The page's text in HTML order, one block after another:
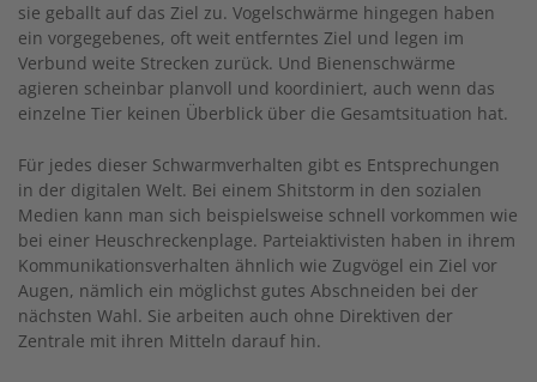
sie geballt auf das Ziel zu. Vogelschwärme hingegen haben
ein vorgegebenes, oft weit entferntes Ziel und legen im
Verbund weite Strecken zurück. Und Bienenschwärme
agieren scheinbar planvoll und koordiniert, auch wenn das
einzelne Tier keinen Überblick über die Gesamtsituation hat.
Für jedes dieser Schwarmverhalten gibt es Entsprechungen
in der digitalen Welt. Bei einem Shitstorm in den sozialen
Medien kann man sich beispielsweise schnell vorkommen wie
bei einer Heuschreckenplage. Parteiaktivisten haben in ihrem
Kommunikationsverhalten ähnlich wie Zugvögel ein Ziel vor
Augen, nämlich ein möglichst gutes Abschneiden bei der
nächsten Wahl. Sie arbeiten auch ohne Direktiven der
Zentrale mit ihren Mitteln darauf hin.